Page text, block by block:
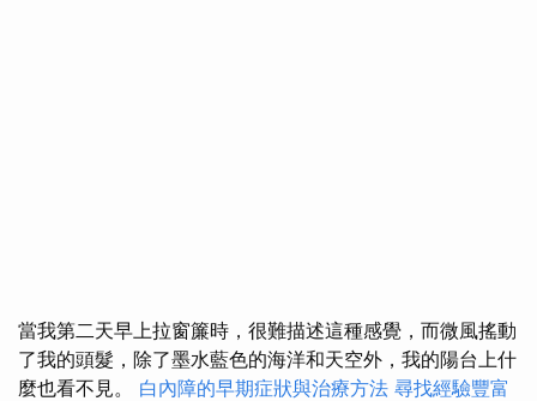
當我第二天早上拉窗簾時，很難描述這種感覺，而微風搖動
了我的頭髮，除了墨水藍色的海洋和天空外，我的陽台上什
麼也看不見。 白內障的早期症狀與治療方法 尋找經驗豐富